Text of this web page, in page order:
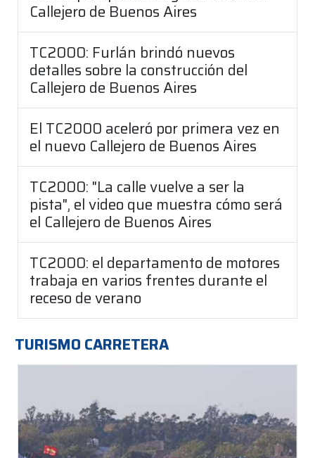
Callejero de Buenos Aires
TC2000: Furlán brindó nuevos
detalles sobre la construcción del
Callejero de Buenos Aires
El TC2000 aceleró por primera vez en
el nuevo Callejero de Buenos Aires
TC2000: "La calle vuelve a ser la
pista", el video que muestra cómo será
el Callejero de Buenos Aires
TC2000: el departamento de motores
trabaja en varios frentes durante el
receso de verano
TURISMO CARRETERA